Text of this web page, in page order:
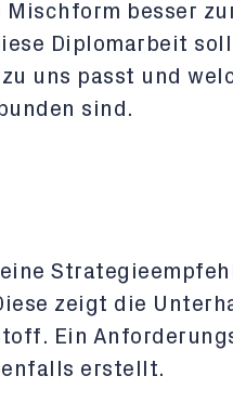
besser
Diplomarbeit
uns passt und
sind.
zeigt die
Ein
erstellt.